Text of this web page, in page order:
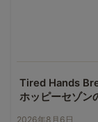
Tired Hands
ホッピーセゾン
2026年8月6日